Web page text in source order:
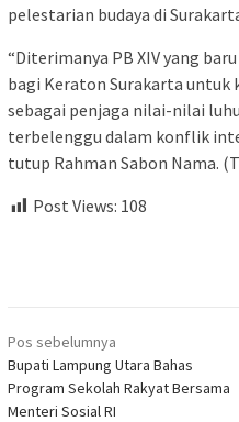
pelestarian budaya di
“Diterimanya PB XIV yang
bagi Keraton Surakarta untuk
sebagai penjaga nilai-nilai
terbelenggu dalam konflik
tutup Rahman Sabon Nama.
Post Views: 108
Navigasi
pos
Pos sebelumnya
Bupati Lampung Utara Bahas
Program Sekolah Rakyat Bersama
Menteri Sosial RI